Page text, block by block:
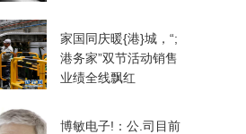
家国同庆暖{港}城，“;
港务家”双节活动销售
业绩全线飘红
博敏电子!：公.司目前